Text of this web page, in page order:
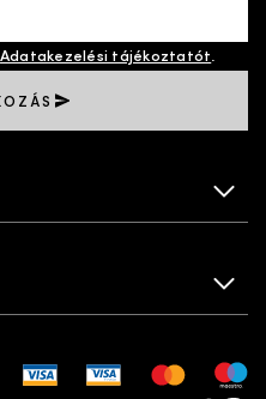
Adatakezelési tájékoztatót.